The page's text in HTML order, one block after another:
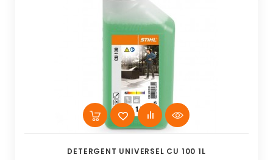
DETERGENT UNIVERSEL CU 100 1L